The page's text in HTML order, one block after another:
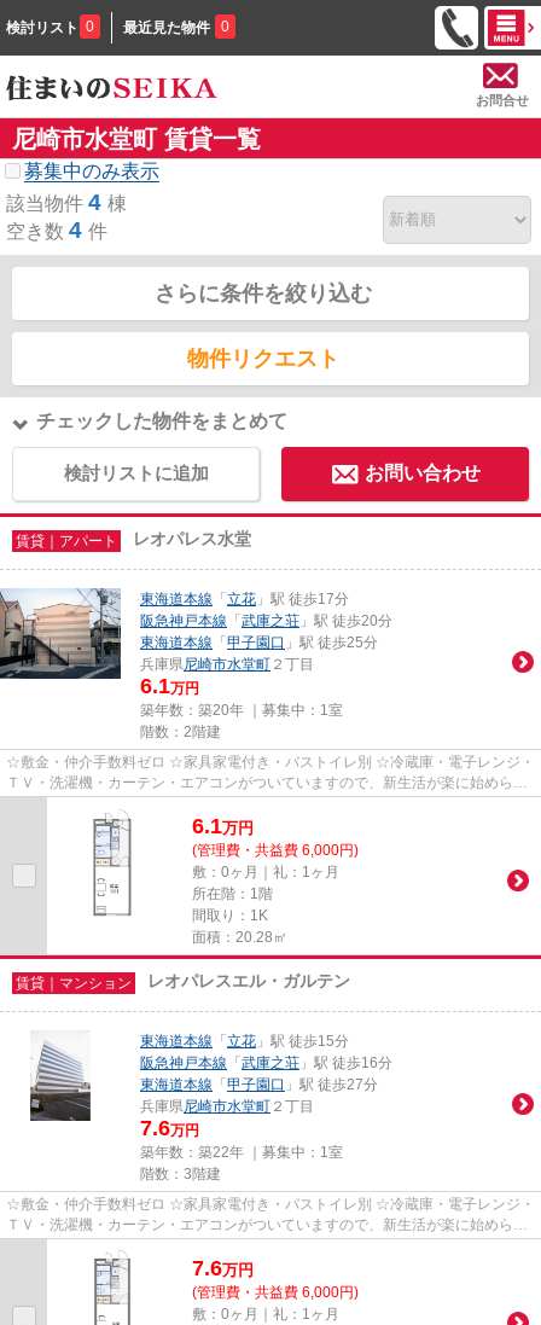
検討リスト 0 最近見た物件 0
お問合せ
尼崎市水堂町 賃貸一覧
募集中のみ表示
該当物件 4 棟
空き数 4 件
さらに条件を絞り込む
物件リクエスト
チェックした物件をまとめて
検討リストに追加 お問い合わせ
賃貸｜アパート レオパレス水堂
東海道本線 「 立花 」駅 徒歩17分
阪急神戸本線 「 武庫之荘 」駅 徒歩20分
東海道本線 「 甲子園口 」駅 徒歩25分
兵庫県尼崎市水堂町 ２丁目
6.1万円
築年数：築20年 ｜募集中： 1室
階数：2階建
☆敷金・仲介手数料ゼロ ☆家具家電付き・バストイレ別 ☆冷蔵庫・電子レンジ・
ＴＶ・洗濯機・カーテン・エアコンがついていますので、新生活が楽に始められ
6.1万円
(管理費・共益費 6,000円)
敷：0ヶ月｜礼：1ヶ月
所在階：1階
間取り：1K
面積：20.28㎡
賃貸｜マンション レオパレスエル・ガルテン
東海道本線 「 立花 」駅 徒歩15分
阪急神戸本線 「 武庫之荘 」駅 徒歩16分
東海道本線 「 甲子園口 」駅 徒歩27分
兵庫県尼崎市水堂町 ２丁目
7.6万円
築年数：築22年 ｜募集中： 1室
階数：3階建
☆敷金・仲介手数料ゼロ ☆家具家電付き・バストイレ別 ☆冷蔵庫・電子レンジ・
ＴＶ・洗濯機・カーテン・エアコンがついていますので、新生活が楽に始められ
7.6万円
(管理費・共益費 6,000円)
敷：0ヶ月｜礼：1ヶ月